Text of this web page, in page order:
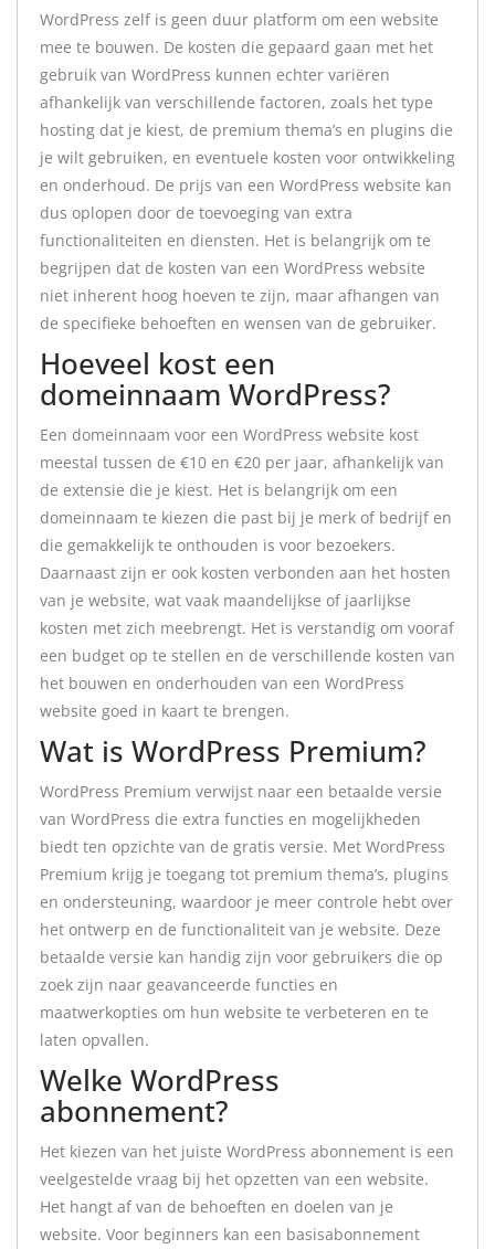
WordPress zelf is geen duur platform om een website
mee te bouwen. De kosten die gepaard gaan met het
gebruik van WordPress kunnen echter variëren
afhankelijk van verschillende factoren, zoals het type
hosting dat je kiest, de premium thema’s en plugins die
je wilt gebruiken, en eventuele kosten voor ontwikkeling
en onderhoud. De prijs van een WordPress website kan
dus oplopen door de toevoeging van extra
functionaliteiten en diensten. Het is belangrijk om te
begrijpen dat de kosten van een WordPress website
niet inherent hoog hoeven te zijn, maar afhangen van
de specifieke behoeften en wensen van de gebruiker.
Hoeveel kost een
domeinnaam WordPress?
Een domeinnaam voor een WordPress website kost
meestal tussen de €10 en €20 per jaar, afhankelijk van
de extensie die je kiest. Het is belangrijk om een
domeinnaam te kiezen die past bij je merk of bedrijf en
die gemakkelijk te onthouden is voor bezoekers.
Daarnaast zijn er ook kosten verbonden aan het hosten
van je website, wat vaak maandelijkse of jaarlijkse
kosten met zich meebrengt. Het is verstandig om vooraf
een budget op te stellen en de verschillende kosten van
het bouwen en onderhouden van een WordPress
website goed in kaart te brengen.
Wat is WordPress Premium?
WordPress Premium verwijst naar een betaalde versie
van WordPress die extra functies en mogelijkheden
biedt ten opzichte van de gratis versie. Met WordPress
Premium krijg je toegang tot premium thema’s, plugins
en ondersteuning, waardoor je meer controle hebt over
het ontwerp en de functionaliteit van je website. Deze
betaalde versie kan handig zijn voor gebruikers die op
zoek zijn naar geavanceerde functies en
maatwerkopties om hun website te verbeteren en te
laten opvallen.
Welke WordPress
abonnement?
Het kiezen van het juiste WordPress abonnement is een
veelgestelde vraag bij het opzetten van een website.
Het hangt af van de behoeften en doelen van je
website. Voor beginners kan een basisabonnement